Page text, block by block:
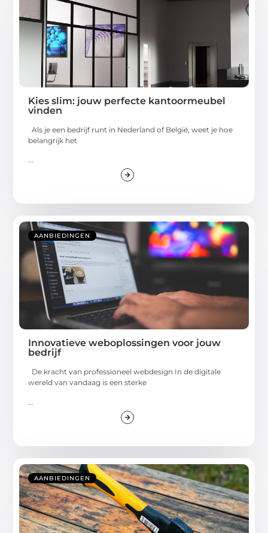
Kies slim: jouw perfecte kantoormeubel
vinden
Als je een bedrijf runt in Nederland of België, weet je hoe
belangrijk het
...
AANBIEDINGEN
Innovatieve weboplossingen voor jouw
bedrijf
De kracht van professioneel webdesign In de digitale
wereld van vandaag is een sterke
AANBIEDINGEN